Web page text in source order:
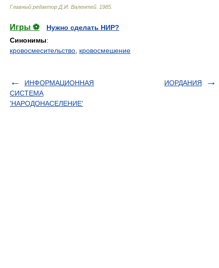
Главный редактор Д.И. Валентей 1985
Игры ⚽
Нужно сделать НИР?
Синонимы:
кровосмесительство кровосмешение
ИНФОРМАЦИОННАЯ
СИСТЕМА
'НАРОДОНАСЕЛЕНИЕ'
ИОРДАНИЯ